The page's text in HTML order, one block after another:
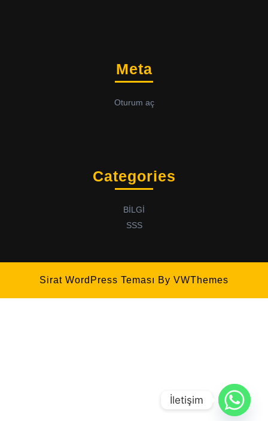
Meta
Oturum aç
Categories
BİLGİ
SSS
Sirat WordPress Teması By VWThemes
İletişim